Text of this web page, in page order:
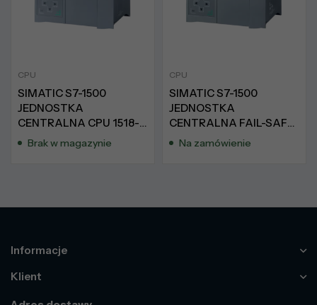
CPU
SIMATIC S7-1500
JEDNOSTKA
CENTRALNA CPU 1518-4
PN/DP – 6ES7518-
4AP00-0AB0
Brak w magazynie
CPU
SIMATIC S7-1500
JEDNOSTKA
CENTRALNA FAIL-SAFE
CPU 1518F-4 PN/DP MFP
Na zamówienie
Informacje
Klient